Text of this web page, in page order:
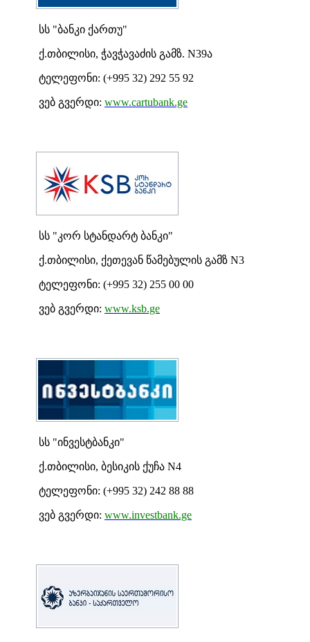
სს "ბანკი ქართუ"
ქ.თბილისი, ჭავჭავაძის გამზ. N39ა
ტელეფონი: (+995 32) 292 55 92
ვებ გვერდი: www.cartubank.ge
სს "კორ სტანდარტ ბანკი"
ქ.თბილისი, ქეთევან წამებულის გამზ N3
ტელეფონი: (+995 32) 255 00 00
ვებ გვერდი: www.ksb.ge
სს "ინვესტბანკი"
ქ.თბილისი, ბესიკის ქუჩა N4
ტელეფონი: (+995 32) 242 88 88
ვებ გვერდი: www.investbank.ge